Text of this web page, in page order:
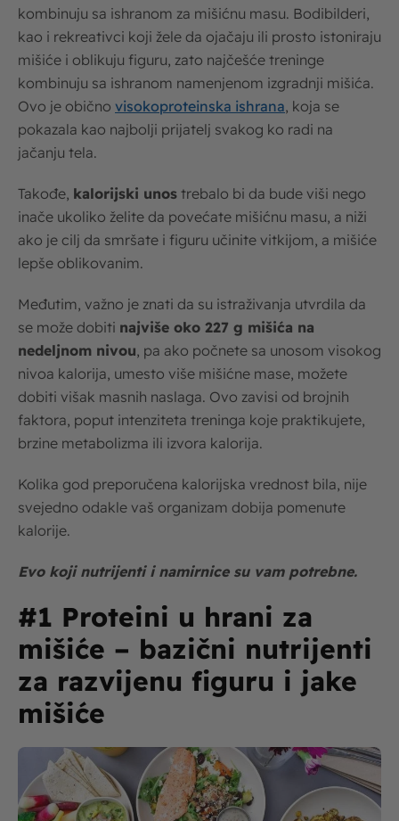
kombinuju sa ishranom za mišićnu masu. Bodibilderi,
kao i rekreativci koji žele da ojačaju ili prosto istoniraju
mišiće i oblikuju figuru, zato najčešće treninge
kombinuju sa ishranom namenjenom izgradnji mišića.
Ovo je obično visokoproteinska ishrana , koja se
pokazala kao najbolji prijatelj svakog ko radi na
jačanju tela.
Takođe, kalorijski unos trebalo bi da bude viši nego
inače ukoliko želite da povećate mišićnu masu, a niži
ako je cilj da smršate i figuru učinite vitkijom, a mišiće
lepše oblikovanim.
Međutim, važno je znati da su istraživanja utvrdila da
se može dobiti najviše oko 227 g mišića na
nedeljnom nivou , pa ako počnete sa unosom visokog
nivoa kalorija, umesto više mišićne mase, možete
dobiti višak masnih naslaga. Ovo zavisi od brojnih
faktora, poput intenziteta treninga koje praktikujete,
brzine metabolizma ili izvora kalorija.
Kolika god preporučena kalorijska vrednost bila, nije
svejedno odakle vaš organizam dobija pomenute
kalorije.
Evo koji nutrijenti i namirnice su vam potrebne.
#1 Proteini u hrani za
mišiće – bazični nutrijenti
za razvijenu figuru i jake
mišiće